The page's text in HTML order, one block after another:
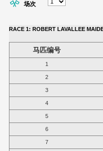
场次
RACE 1: ROBERT LAVALLEE
马匹编号
1
2
3
4
5
6
7